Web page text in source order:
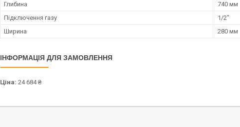
Глибина
740 мм
Підключення газу
1/2"
Ширина
280 мм
ІНФОРМАЦІЯ ДЛЯ ЗАМОВЛЕННЯ
Ціна: 24 684 ₴